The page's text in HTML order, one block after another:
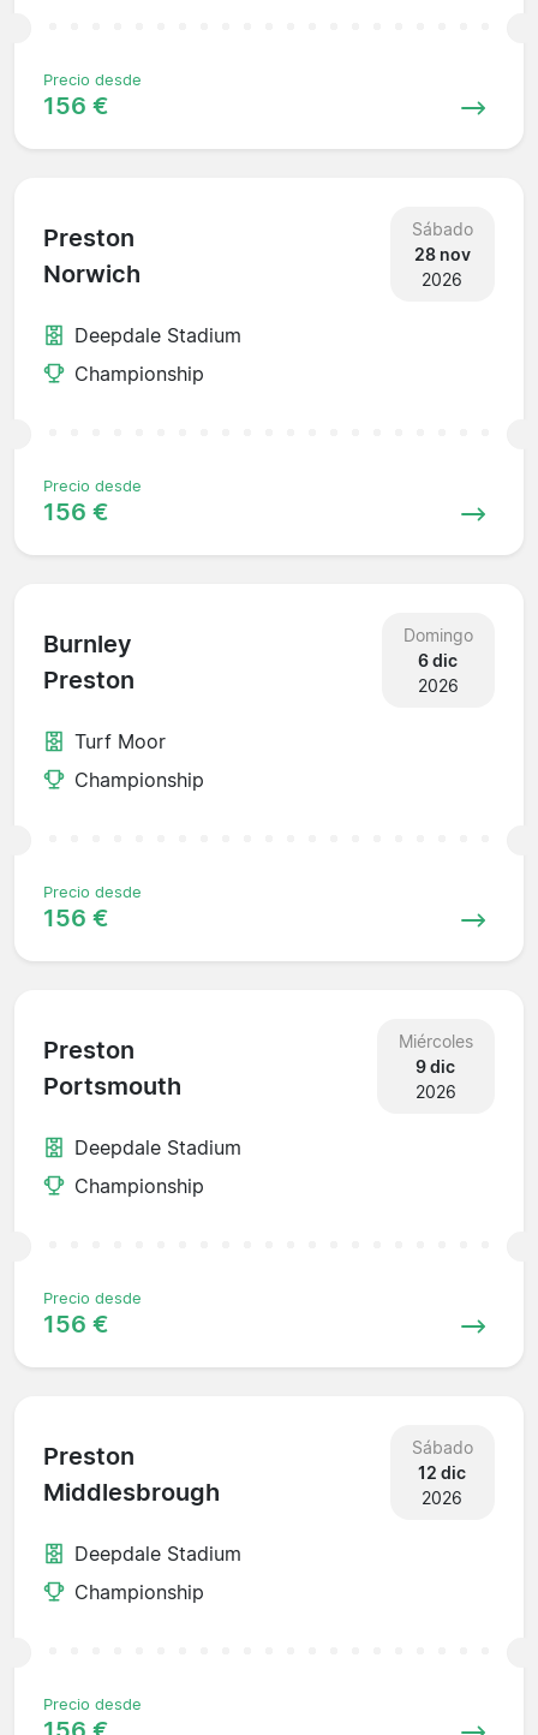
Precio desde
156 €
Preston
Norwich
Sábado
28 nov
2026
Deepdale Stadium
Championship
Precio desde
156 €
Burnley
Preston
Domingo
6 dic
2026
Turf Moor
Championship
Precio desde
156 €
Preston
Portsmouth
Miércoles
9 dic
2026
Deepdale Stadium
Championship
Precio desde
156 €
Preston
Middlesbrough
Sábado
12 dic
2026
Deepdale Stadium
Championship
Precio desde